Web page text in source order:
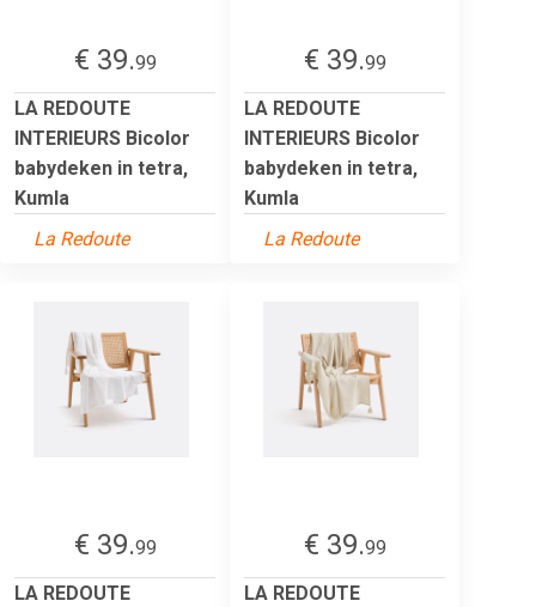
€ 39.99
LA REDOUTE
INTERIEURS Bicolor
babydeken in tetra,
Kumla
La Redoute
€ 39.99
LA REDOUTE
INTERIEURS Bicolor
babydeken in tetra,
Kumla
La Redoute
€ 39.99
LA REDOUTE
€ 39.99
LA REDOUTE